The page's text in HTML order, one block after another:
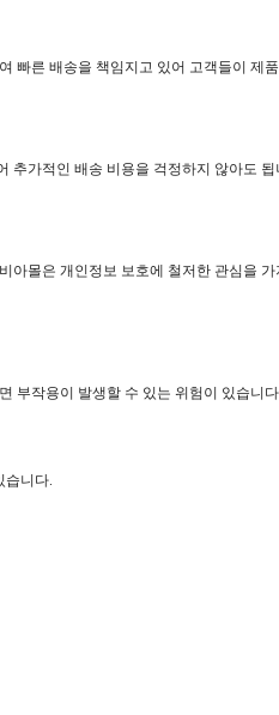
빠른 배송을 책임지고 있어 고객들이 제
추가적인 배송 비용을 걱정하지 않아도 됩
몰은 개인정보 보호에 철저한 관심을
부작용이 발생할 수 있는 위험이 있습니
습니다.